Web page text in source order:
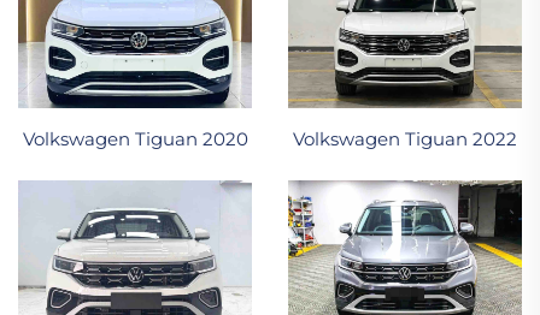
Volkswagen Tiguan 2020 Volkswagen Tiguan 2022